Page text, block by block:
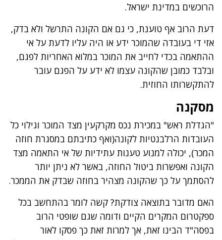
הרוכשים במדינת ישראל.
דעת הרוב אף טוענת, כי גם אם הקונה התרשל ולא בדק,
אזי די בעובדה שהמוכר ידע או היה עליו לדעת על אי
ההתאמה בכדי לחייב את המוכר במלוא האחריות לפגם,
ובלבד כמובן שהקונה עצמו לא ידע על הפגם עובר
להתקשרותו החוזית.
מסקנה
"הגדלת ראש" במכירת נכס מקרקעין מצד המוכר וגילוי כל
העובדות הרלבנטיות לקונה(ואף כתיבתם במסגרת חוזה
המכר), יכולה למנוע טענות עתידיות של אי התאמה מצד
הקונה ואפשרות ביטול החוזה, באשר לא ניתן יותר
להסתמך על כך שהקונה מצהיר בחוזה שבדק את הממכר.
האם מדובר בתוצאה צודקת? קשה לומר בהתחשב בכל
ספקטרום המקרים הקיים ודומה שגם שופטי הרוב
בפסה"ד הבינו זאת, אך למרות זאת כך פסקו לאור